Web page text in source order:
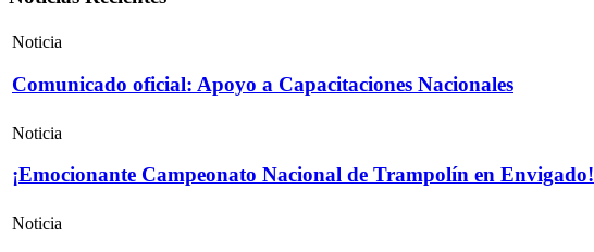
Noticia
Comunicado oficial: Apoyo a Capacitaciones Nacionales
Noticia
¡Emocionante Campeonato Nacional de Trampolín en Envigado!
Noticia